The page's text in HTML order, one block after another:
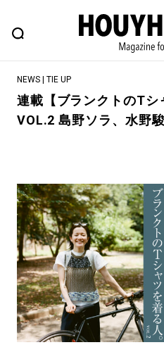
FEATURE BLOG
ヒップなファッション、カルチャ
#NEW VINTAGE #古着
#マイナーグッド図鑑 #
#Commune H #FOCUS
#ととけん #FASHION
#LIFESTYLE #SNEAKER
#SPORTS
NEWS | TIE UP
連載【ブランクトのTシ
VOL.2 島野ソラ、水野